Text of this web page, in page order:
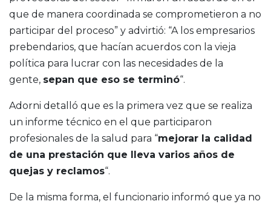
que de manera coordinada se comprometieron a no
participar del proceso” y advirtió: “A los empresarios
prebendarios, que hacían acuerdos con la vieja
política para lucrar con las necesidades de la
gente, sepan que eso se terminó“.
Adorni detalló que es la primera vez que se realiza
un informe técnico en el que participaron
profesionales de la salud para “mejorar la calidad
de una prestación que lleva varios años de
quejas y reclamos“.
De la misma forma, el funcionario informó que ya no